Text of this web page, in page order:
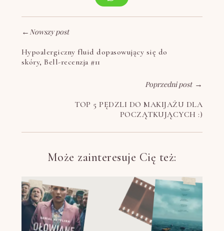
← Nowszy post
Hypoalergiczny fluid dopasowujący się do
skóry, Bell-recenzja #11
Poprzedni post→
TOP 5 PĘDZLI DO MAKIJAŻU DLA
POCZĄTKUJĄCYCH :)
Może zainteresuje Cię też: